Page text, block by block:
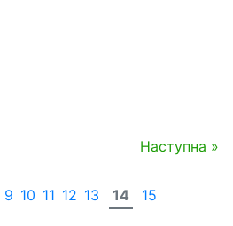
Наступна »
9 10 11 12 13 14 15